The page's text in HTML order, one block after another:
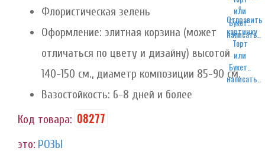
написать..
написать..
Флористическая зелень
Оформление: элитная корзина (может
отличаться по цвету и дизайну) высотой
140-150 см., диаметр композиции 85-90 см.
Вазостойкость: 6-8 дней и более
Код товара: 08277
это: РОЗЫ